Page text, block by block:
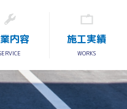
内容 施工実績
WORKS